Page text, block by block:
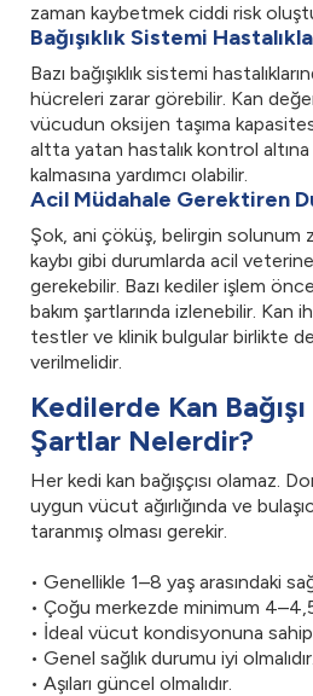
zaman kaybetmek ciddi risk
Bağışıklık Sistemi
Bazı bağışıklık sistemi
hücreleri zarar görebilir. Kan
vücudun oksijen taşıma
altta yatan hastalık kontrol altına
kalmasına yardımcı olabilir.
Acil Müdahale Gerektiren
Şok, ani çöküş, belirgin solunum
kaybı gibi durumlarda acil
gerekebilir. Bazı kediler işlem
bakım şartlarında izlenebilir. Kan
testler ve klinik bulgular birlikte
verilmelidir.
Kedilerde Kan
Şartlar Nelerdir?
Her kedi kan bağışçısı olamaz.
uygun vücut ağırlığında ve
taranmış olması gerekir.
• Genellikle 1–8 yaş arasındaki
• Çoğu merkezde minimum 4–4,5
• İdeal vücut kondisyonuna sahip
• Genel sağlık durumu iyi olmalıdır.
• Aşıları güncel olmalıdır.